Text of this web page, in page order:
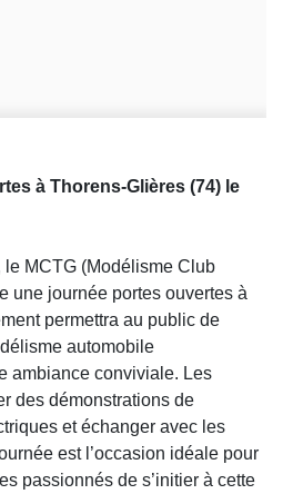
à Thorens-Glières (74) le
MCTG (Modélisme Club
une journée portes ouvertes à
permettra au public de
automobile
ambiance conviviale. Les
des démonstrations de
et échanger avec les
est l’occasion idéale pour
passionnés de s’initier à cette